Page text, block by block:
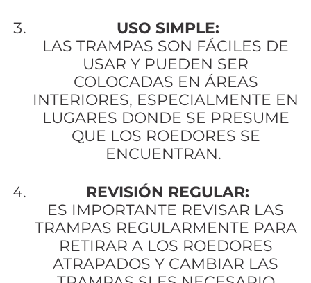
USO SIMPLE:
LAS TRAMPAS SON FÁCILES DE
USAR Y PUEDEN SER
COLOCADAS EN ÁREAS
INTERIORES, ESPECIALMENTE EN
LUGARES DONDE SE PRESUME
QUE LOS ROEDORES SE
ENCUENTRAN.
REVISIÓN REGULAR:
ES IMPORTANTE REVISAR LAS
TRAMPAS REGULARMENTE PARA
RETIRAR A LOS ROEDORES
ATRAPADOS Y CAMBIAR LAS